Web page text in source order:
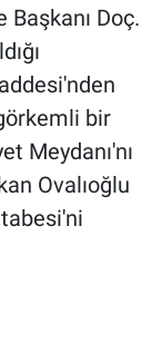
Doç.
bir
Meydanı'nı
Ovalıoğlu